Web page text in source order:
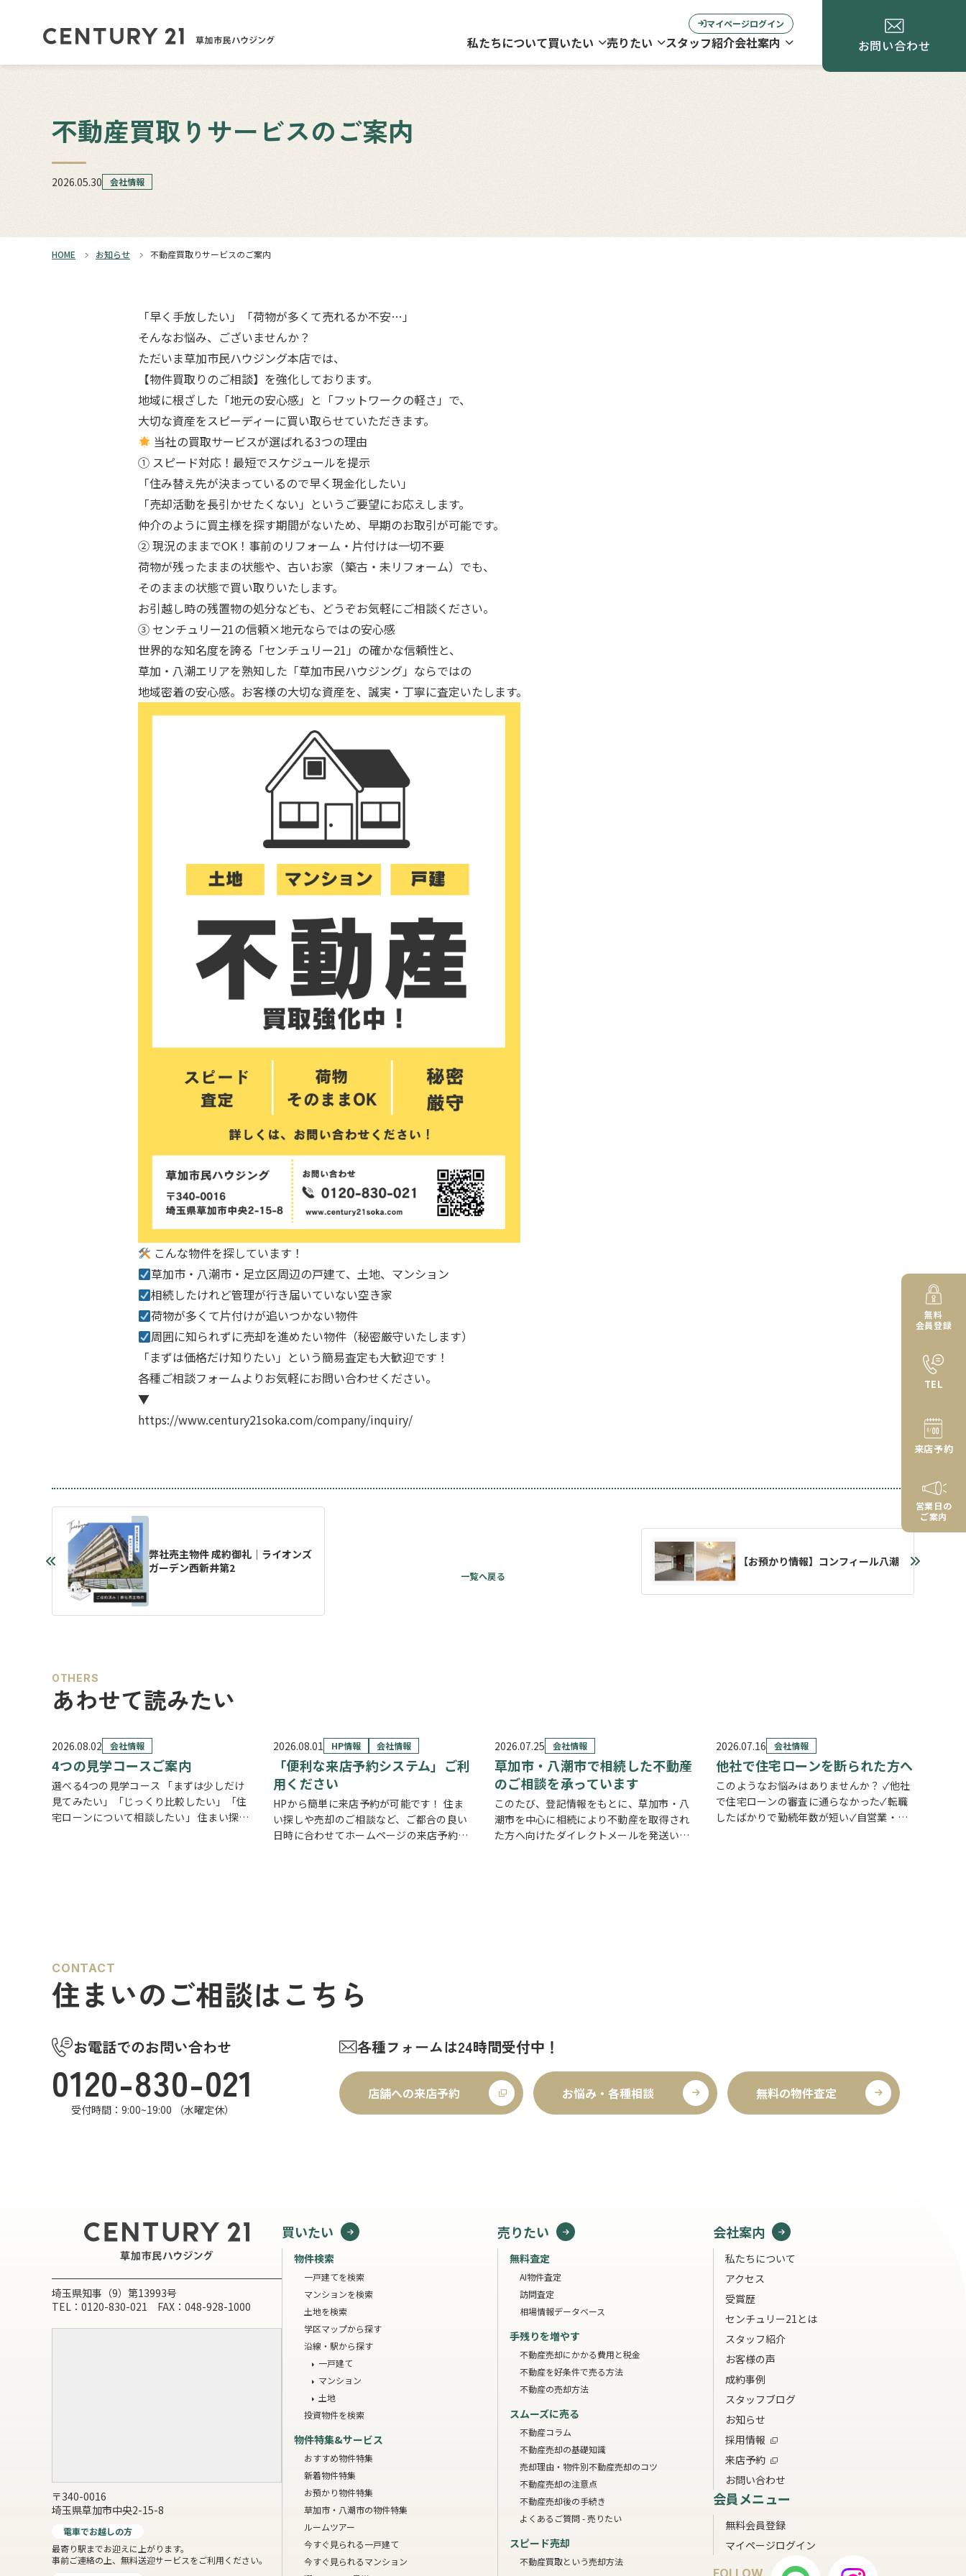
マイページログイン
私たちについて買いたい 売りたい スタッフ紹介会社案内 お問い合わせ
不動産買取りサービスのご案内
2026.05.30 会社情報
HOME お知らせ 不動産買取りサービスのご案内
「早く手放したい」「荷物が多くて売れるか不安…」
そんなお悩み、ございませんか？
ただいま草加市民ハウジング本店では、
【物件買取りのご相談】を強化しております。
地域に根ざした「地元の安心感」と「フットワークの軽さ」で、
大切な資産をスピーディーに買い取らせていただきます。
当社の買取サービスが選ばれる3つの理由
① スピード対応！最短でスケジュールを提示
「住み替え先が決まっているので早く現金化したい」
「売却活動を長引かせたくない」というご要望にお応えします。
仲介のように買主様を探す期間がないため、早期のお取引が可能です。
② 現況のままでOK！事前のリフォーム・片付けは一切不要
荷物が残ったままの状態や、古いお家（築古・未リフォーム）でも、
そのままの状態で買い取りいたします。
お引越し時の残置物の処分なども、どうぞお気軽にご相談ください。
③ センチュリー21の信頼×地元ならではの安心感
世界的な知名度を誇る「センチュリー21」の確かな信頼性と、
草加・八潮エリアを熟知した「草加市民ハウジング」ならではの
地域密着の安心感。お客様の大切な資産を、誠実・丁寧に査定いたします。
こんな物件を探しています！
草加市・八潮市・足立区周辺の戸建て、土地、マンション
相続したけれど管理が行き届いていない空き家
荷物が多くて片付けが追いつかない物件
周囲に知られずに売却を進めたい物件（秘密厳守いたします）
「まずは価格だけ知りたい」という簡易査定も大歓迎です！
各種ご相談フォームよりお気軽にお問い合わせください。
▼
https://www.century21soka.com/company/inquiry/
弊社売主物件 成約御礼｜ライオンズ
ガーデン西新井第2
【お預かり情報】コンフィール八潮
OTHERS
あわせて読みたい
2026.08.02 会社情報
4つの見学コースご案内
選べる4つの見学コース 「まずは少しだけ
見てみたい」「じっくり比較したい」「住
宅ローンについて相談したい」 住まい探し
2026.08.01 HP情報 会社情報
「便利な来店予約システム」ご利
用ください
HPから簡単に来店予約が可能です！ 住ま
い探しや売却のご相談など、ご都合の良い
日時に合わせてホームページの来店予約ボ
2026.07.25 会社情報
草加市・八潮市で相続した不動産
のご相談を承っています
このたび、登記情報をもとに、草加市・八
潮市を中心に相続により不動産を取得され
た方へ向けたダイレクトメールを発送いた
2026.07.16 会社情報
他社で住宅ローンを断られた方へ
このようなお悩みはありませんか？ ✓他社
で住宅ローンの審査に通らなかった✓転職
したばかりで勤続年数が短い✓自営業・個
CONTACT
住まいのご相談はこちら
お電話でのお問い合わせ
0120-830-021
受付時間：9:00~19:00 （水曜定休）
各種フォームは24時間受付中！
店舗への来店予約 お悩み・各種相談 無料の物件査定
埼玉県知事（9）第13993号
TEL：0120-830-021 FAX：048-928-1000
〒340-0016
埼玉県草加市中央2-15-8
電車でお越しの方
最寄り駅までお迎えに上がります。
事前ご連絡の上、無料送迎サービスをご利用ください。
買いたい
物件検索
一戸建てを検索
マンションを検索
土地を検索
学区マップから探す
沿線・駅から探す
一戸建て
マンション
土地
投資物件を検索
物件特集&サービス
おすすめ物件特集
新着物件特集
お預かり物件特集
草加市・八潮市の物件特集
ルームツアー
今すぐ見られる一戸建て
今すぐ見られるマンション
売りたい
無料査定
AI物件査定
訪問査定
相場情報データベース
手残りを増やす
不動産売却にかかる費用と税金
不動産を好条件で売る方法
不動産の売却方法
スムーズに売る
不動産コラム
不動産売却の基礎知識
売却理由・物件別不動産売却のコツ
不動産売却の注意点
不動産売却後の手続き
よくあるご質問 - 売りたい
スピード売却
不動産買取という売却方法
会社案内
私たちについて
アクセス
受賞歴
センチュリー21とは
スタッフ紹介
お客様の声
成約事例
スタッフブログ
お知らせ
採用情報
来店予約
お問い合わせ
会員メニュー
無料会員登録
マイページログイン
無料
会員登録
TEL
来店予約
営業日の
ご案内